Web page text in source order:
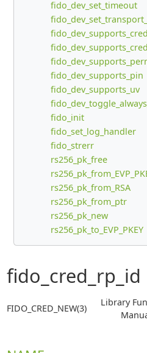
fido_dev_set_timeout
fido_dev_supports_pin
fido_dev_supports_uv
fido_init
fido_set_log_handler
fido_strerr
rs256_pk_free
rs256_pk_from_RSA
rs256_pk_from_ptr
rs256_pk_new
rs256_pk_to_EVP_PKEY
fido_cred_rp_id
FIDO_CRED_NEW(3)
Library